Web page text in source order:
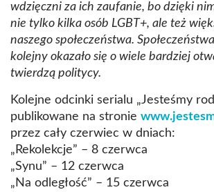
wdzięczni za ich zaufanie, bo dzięki
nie tylko kilka osób LGBT+, ale też
naszego społeczeństwa.
kolejny okazało się o wiele bardziej
twierdzą politycy.
Kolejne odcinki serialu „Jesteśmy
publikowane na stronie
przez cały czerwiec w dniach:
„Rekolekcje” – 8 czerwca
„Synu” – 12 czerwca
„Na odległość” – 15 czerwca